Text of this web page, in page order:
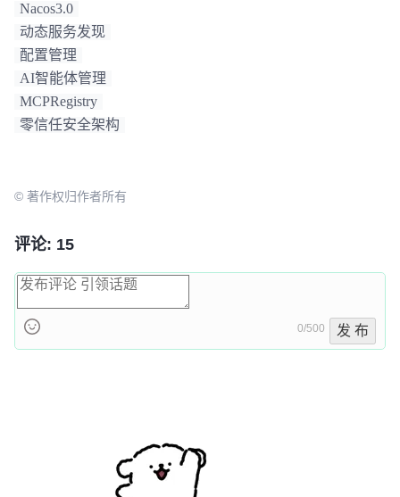
Nacos3.0
动态服务发现
配置管理
AI智能体管理
MCPRegistry
零信任安全架构
© 著作权归作者所有
评论: 15
0/500 发 布